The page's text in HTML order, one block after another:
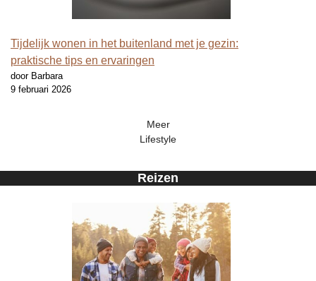
Tijdelijk wonen in het buitenland met je gezin:
praktische tips en ervaringen
door Barbara
9 februari 2026
Meer
Lifestyle
Reizen